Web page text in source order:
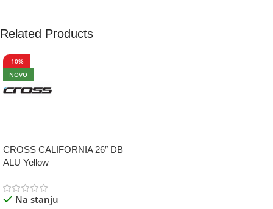
Related Products
-10%
NOVO
CROSS CALIFORNIA 26″ DB
ALU Yellow
Na stanju